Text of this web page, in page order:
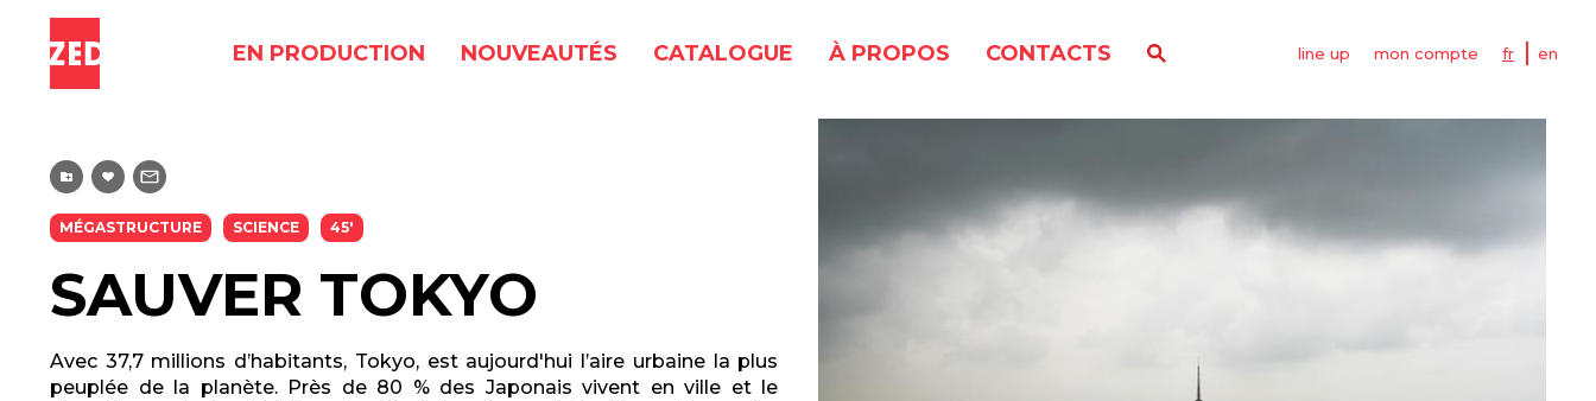
EN PRODUCTION NOUVEAUTÉS CATALOGUE À PROPOS CONTACTS line up mon compte fr en
MÉGASTRUCTURE SCIENCE 45'
SAUVER TOKYO
Avec 37,7 millions d’habitants, Tokyo, est aujourd'hui l’aire urbaine la plus
peuplée de la planète. Près de 80 % des Japonais vivent en ville et le